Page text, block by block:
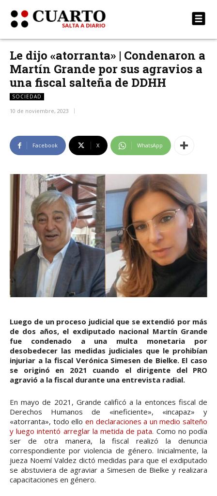
Le dijo «atorranta» | Condenaron a
Martín Grande por sus agravios a
una fiscal salteña de DDHH
SOCIEDAD
10 de noviembre, 2023
Facebook X WhatsApp
Luego de un proceso judicial que se extendió por más
de dos años, el exdiputado nacional Martín Grande
fue condenado a una multa monetaria por
desobedecer las medidas judiciales que le prohibían
injuriar a la fiscal Verónica Simesen de Bielke. El caso
se originó en 2021 cuando el dirigente del PRO
agravió a la fiscal durante una entrevista radial.
En mayo de 2021, Grande calificó a la entonces fiscal de
Derechos Humanos de «ineficiente», «incapaz» y
«atorranta», todo ello en declaraciones a un medio salteño
y luego intentó arreglar la metida de pata. Como no podía
ser de otra manera, la fiscal realizó la denuncia
correspondiente por violencia de género. Inicialmente, la
jueza Noemí Valdez dictó medidas para que el exdiputado
se abstuviera de agraviar a Simesen de Bielke y realizara
capacitaciones en género.